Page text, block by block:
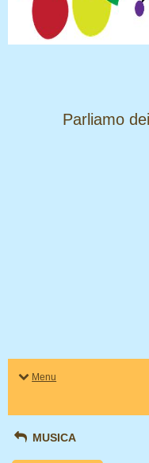
​​​​​​​Parliamo
Menu
MUSICA